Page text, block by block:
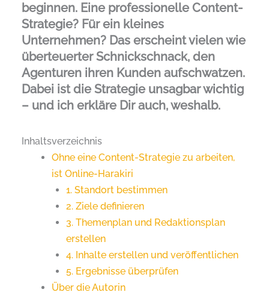
beginnen. Eine professionelle Content-
Strategie? Für ein kleines
Unternehmen? Das erscheint vielen wie
überteuerter Schnickschnack, den
Agenturen ihren Kunden aufschwatzen.
Dabei ist die Strategie unsagbar wichtig
– und ich erkläre Dir auch, weshalb.
Inhaltsverzeichnis
Ohne eine Content-Strategie zu arbeiten,
ist Online-Harakiri
1. Standort bestimmen
2. Ziele definieren
3. Themenplan und Redaktionsplan
erstellen
4. Inhalte erstellen und veröffentlichen
5. Ergebnisse überprüfen
Über die Autorin